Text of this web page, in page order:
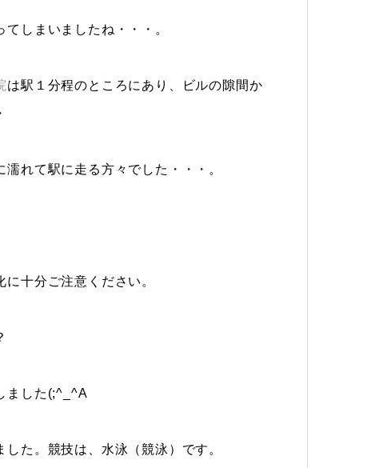
しまいましたね・・・。
は駅１分程のところにあり、ビルの隙間か
れて駅に走る方々でした・・・。
十分ご注意ください。
ました(;^_^A
た。競技は、水泳（競泳）です。